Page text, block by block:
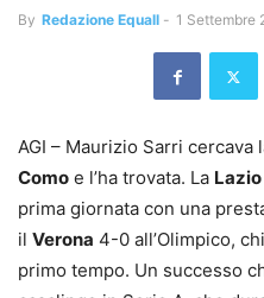
By Redazione Equall - 1 Settembre
AGI – Maurizio Sarri
Como e l’ha trovata. La Lazio
prima giornata con una
il Verona 4-0 all’Olimpico,
primo tempo. Un successo